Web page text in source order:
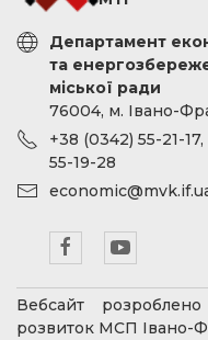
Департамент
та
міської ради
76004, м. Івано-
+38 (0342) 55-21-
55-19-28
Вебсайт
розвиток МСП Івано-